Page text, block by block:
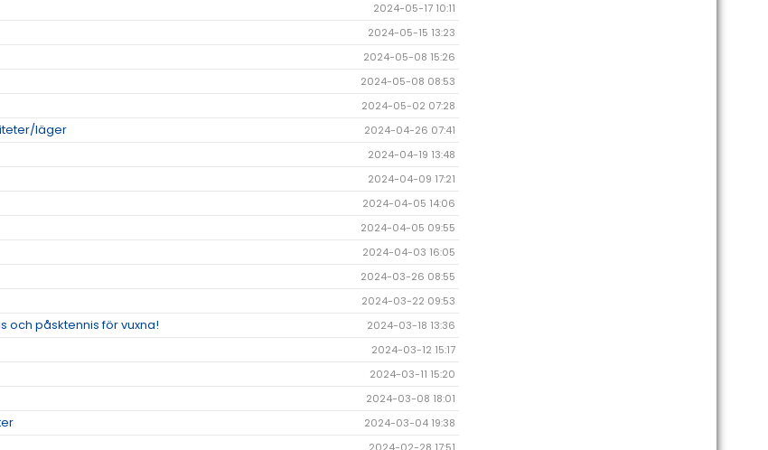
2024-05-17 10:11
2024-05-15 13:23
2024-05-08 15:26
2024-05-08 08:53
2024-05-02 07:28
läger 2024-04-26 07:41
2024-04-19 13:48
2024-04-09 17:21
2024-04-05 14:06
2024-04-05 09:55
2024-04-03 16:05
2024-03-26 08:55
2024-03-22 09:53
och påsktennis för vuxna! 2024-03-18 13:36
2024-03-12 15:17
2024-03-11 15:20
2024-03-08 18:01
2024-03-04 19:38